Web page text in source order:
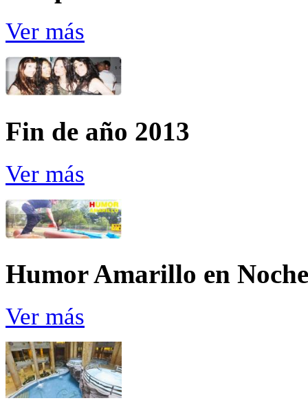
Ver más
Fin de año 2013
Ver más
Humor Amarillo en
Ver más